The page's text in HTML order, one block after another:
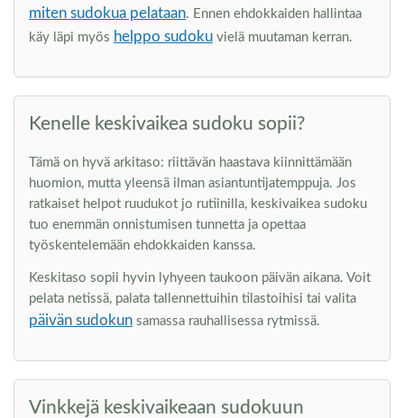
miten sudokua pelataan. Ennen ehdokkaiden hallintaa
käy läpi myös helppo sudoku vielä muutaman kerran.
Kenelle keskivaikea sudoku sopii?
Tämä on hyvä arkitaso: riittävän haastava kiinnittämään
huomion, mutta yleensä ilman asiantuntijatemppuja. Jos
ratkaiset helpot ruudukot jo rutiinilla, keskivaikea sudoku
tuo enemmän onnistumisen tunnetta ja opettaa
työskentelemään ehdokkaiden kanssa.
Keskitaso sopii hyvin lyhyeen taukoon päivän aikana. Voit
pelata netissä, palata tallennettuihin tilastoihisi tai valita
päivän sudokun samassa rauhallisessa rytmissä.
Vinkkejä keskivaikeaan sudokuun